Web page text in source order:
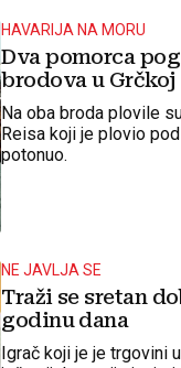
HAVARIJA NA MORU
Dva pomorca
brodova u Grčkoj
Na oba broda plovile
Reisa koji je plovio
potonuo.
NE JAVLJA SE
Traži se sretan
godinu dana
Igrač koji je je trgovini